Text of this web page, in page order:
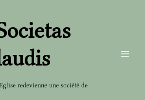
redevienne une société de